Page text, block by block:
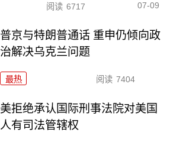
阅读 6717 07-09
普京与特朗普通话 重申仍倾向政
治解决乌克兰问题
最热 阅读 7404
美拒绝承认国际刑事法院对美国
人有司法管辖权